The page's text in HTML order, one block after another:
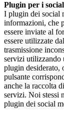
Plugin per i
I plugin dei social
informazioni, che
essere inviate al
essere utilizzate
trasmissione
servizi utilizzando
plugin desiderato,
pulsante
anche la raccolta
servizi. Noi stessi
plugin dei social